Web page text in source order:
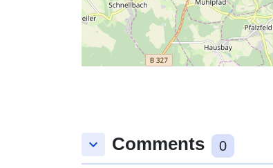
keyboard_arrow_down Comments 0